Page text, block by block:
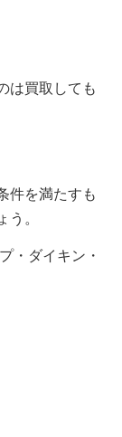
は買取しても
件を満たすも
う。
・ダイキン・